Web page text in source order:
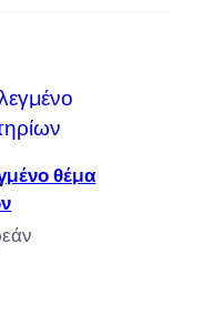
στο καλάθι
θέμα